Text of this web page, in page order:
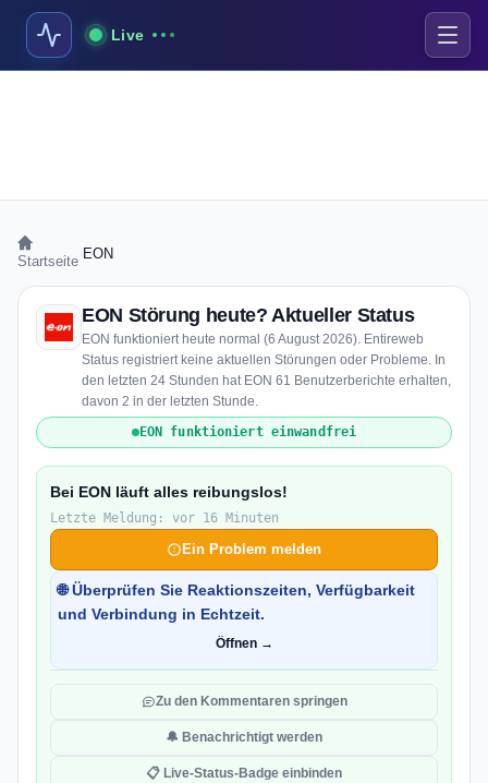
Live
Startseite EON
EON Störung heute? Aktueller Status
EON funktioniert heute normal (6 August 2026). Entireweb
Status registriert keine aktuellen Störungen oder Probleme. In
den letzten 24 Stunden hat EON 61 Benutzerberichte erhalten,
davon 2 in der letzten Stunde.
EON funktioniert einwandfrei
Bei EON läuft alles reibungslos!
Letzte Meldung: vor 16 Minuten
Ein Problem melden
🌐 Überprüfen Sie Reaktionszeiten, Verfügbarkeit
und Verbindung in Echtzeit.
Öffnen →
Zu den Kommentaren springen
🔔 Benachrichtigt werden
📋 Live-Status-Badge einbinden